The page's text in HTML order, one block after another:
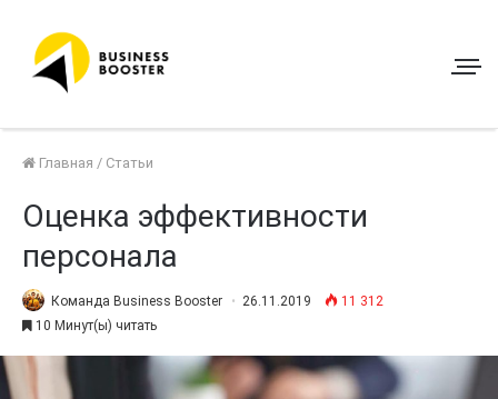
Главная / Статьи
Оценка эффективности
персонала
Команда Business Booster 26.11.2019
11 312
10 Минут(ы) читать